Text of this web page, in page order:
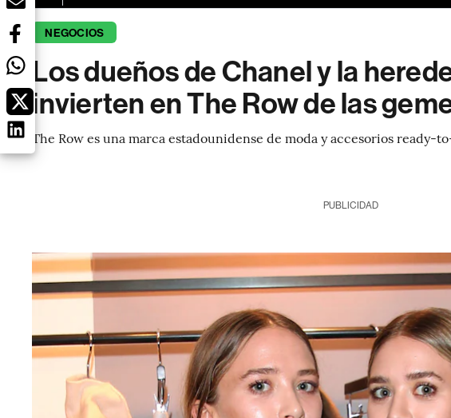
NEGOCIOS
Los dueños de Chanel y la
invierten en The Row de las
The Row es una marca estadounidense de moda y accesorios
PUBLICIDAD